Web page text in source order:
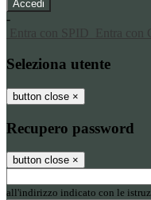
-
Entra con SPID
Entra con
Seleziona utente
button close ×
Recupero password
button close ×
all'indirizzo indicato con le